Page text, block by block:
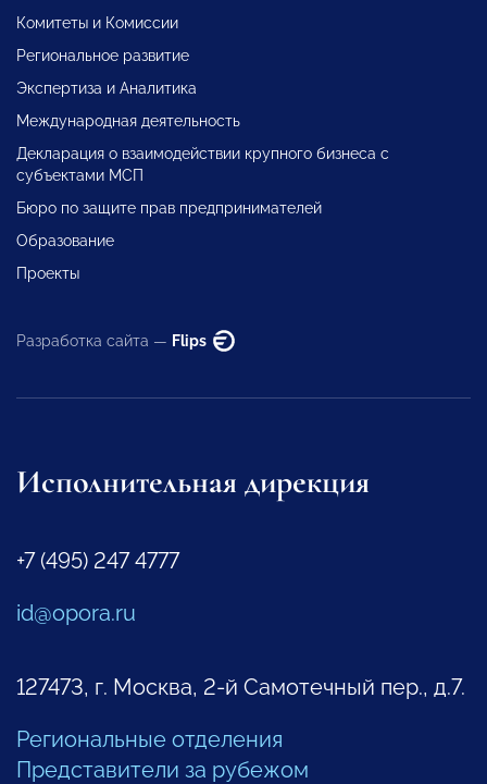
Комитеты и Комиссии
Региональное развитие
Экспертиза и Аналитика
Международная деятельность
Декларация о взаимодействии крупного бизнеса с
субъектами МСП
Бюро по защите прав предпринимателей
Образование
Проекты
Разработка сайта — Flips
Исполнительная дирекция
+7 (495) 247 4777
id@opora.ru
127473, г. Москва, 2-й Самотечный пер., д.7.
Региональные отделения
Представители за рубежом